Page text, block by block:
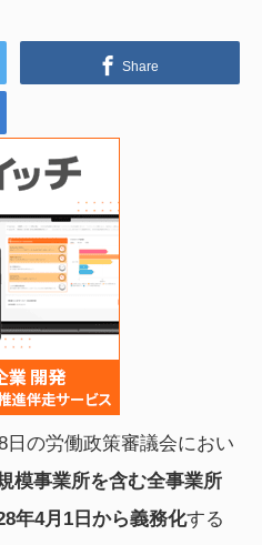
Share
日の労働政策審議会におい
模事業所を含む全事業所
年4月1日から義務化する